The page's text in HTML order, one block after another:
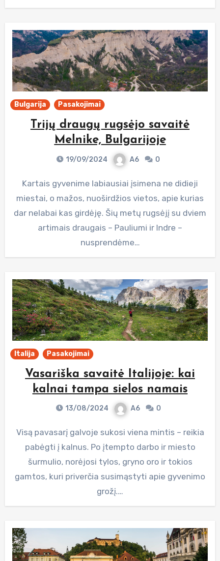
Bulgarija Pasakojimai
Trijų draugų rugsėjo savaitė
Melnike, Bulgarijoje
19/09/2024 A6 0
Kartais gyvenime labiausiai įsimena ne didieji
miestai, o mažos, nuoširdžios vietos, apie kurias
dar nelabai kas girdėję. Šių metų rugsėjį su dviem
artimais draugais – Pauliumi ir Indre –
nusprendėme…
Italija Pasakojimai
Vasariška savaitė Italijoje: kai
kalnai tampa sielos namais
13/08/2024 A6 0
Visą pavasarį galvoje sukosi viena mintis – reikia
pabėgti į kalnus. Po įtempto darbo ir miesto
šurmulio, norėjosi tylos, gryno oro ir tokios
gamtos, kuri priverčia susimąstyti apie gyvenimo
grožį.…